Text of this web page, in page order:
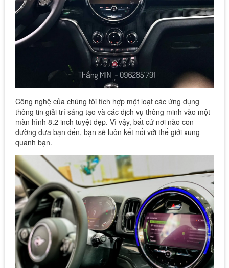
Công nghệ của chúng tôi tích hợp một loạt các ứng dụng
thông tin giải trí sáng tạo và các dịch vụ thông minh vào một
màn hình 8.2 inch tuyệt đẹp. Vì vậy, bất cứ nơi nào con
đường đưa bạn đến, bạn sẽ luôn kết nối với thế giới xung
quanh bạn.